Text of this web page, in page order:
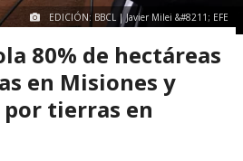
EDICIÓN: BBCL | Javier Milei &#8211; EFE
80% de hectáreas
en Misiones y
tierras en